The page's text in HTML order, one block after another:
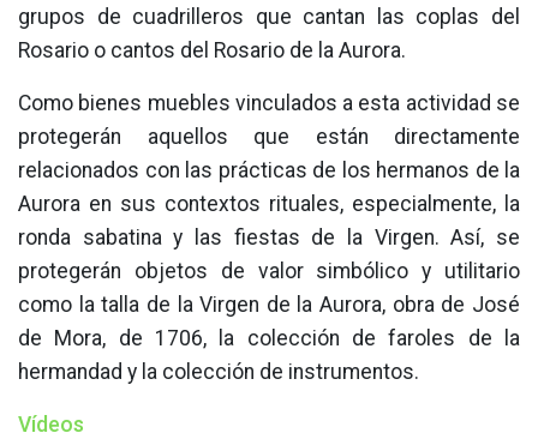
grupos de cuadrilleros que cantan las coplas del
Rosario o cantos del Rosario de la Aurora.
Como bienes muebles vinculados a esta actividad se
protegerán aquellos que están directamente
relacionados con las prácticas de los hermanos de la
Aurora en sus contextos rituales, especialmente, la
ronda sabatina y las fiestas de la Virgen. Así, se
protegerán objetos de valor simbólico y utilitario
como la talla de la Virgen de la Aurora, obra de José
de Mora, de 1706, la colección de faroles de la
hermandad y la colección de instrumentos.
Vídeos